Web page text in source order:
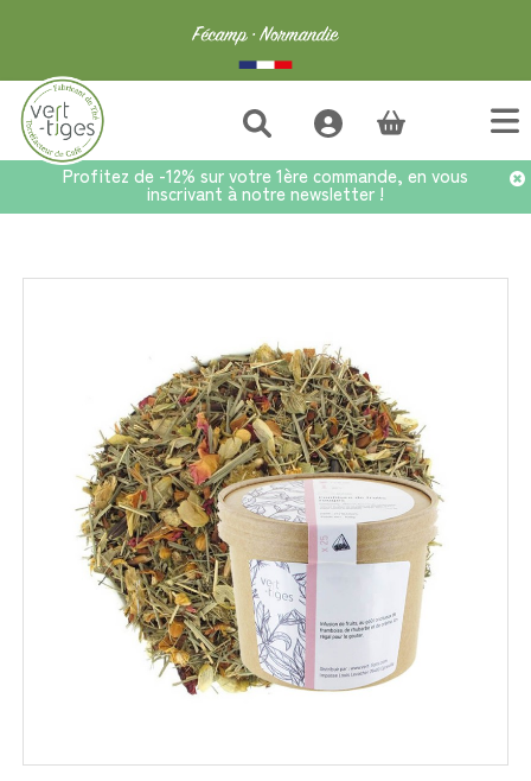
Profitez de -12% sur votre 1ère commande, en vous
inscrivant à notre newsletter !
Thés en infusette > Infusettes x25 Etoile du Soir